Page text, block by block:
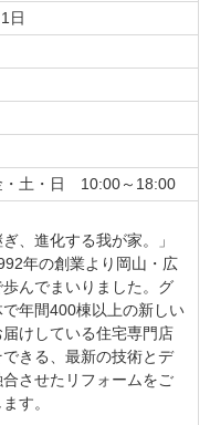
日
・土・日 10:00～18:00
ぎ、進化する我が家。」
年の創業より岡山・広
んでまいりました。グ
年間400棟以上の新しい
けしている住宅専門店
きる、最新の技術とデ
させたリフォームをご
す。